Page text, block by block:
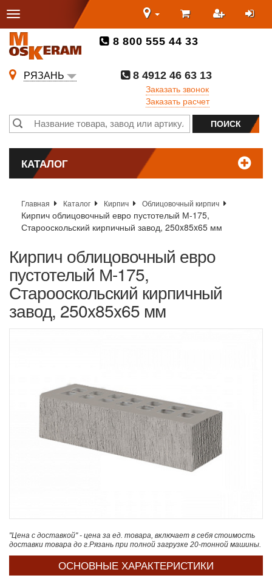
8 800 555 44 33
РЯЗАНЬ
8 4912 46 63 13
Заказать звонок
Заказать расчет
КАТАЛОГ
Главная Каталог Кирпич Облицовочный кирпич
Кирпич облицовочный евро пустотелый М-175,
Старооскольский кирпичный завод, 250x85x65 мм
Кирпич облицовочный евро
пустотелый М-175,
Старооскольский кирпичный
завод, 250x85x65 мм
"Цена с доставкой" - цена за ед. товара, включает в себя стоимость
доставки товара до г.Рязань при полной загрузке 20-тонной машины.
ОСНОВНЫЕ ХАРАКТЕРИСТИКИ